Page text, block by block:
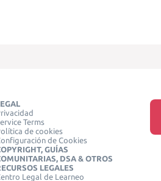
Terms
de cookies
de Cookies
GUÍAS
DSA & OTROS
LEGALES
Legal de Learneo